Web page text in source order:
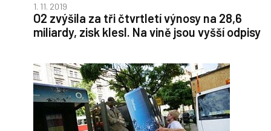
1. 11. 2019
O2 zvýšila za tři čtvrtletí výnosy na 28,6
miliardy, zisk klesl. Na vině jsou vyšší odpisy